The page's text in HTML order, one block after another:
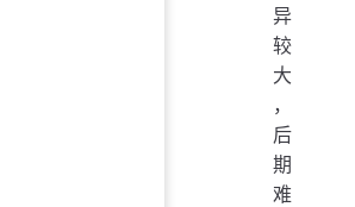
异
较
大
，
后
期
难